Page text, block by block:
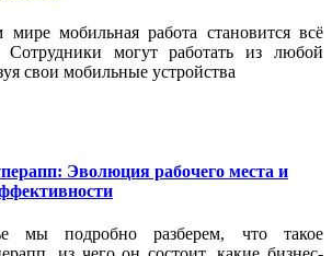
мобильная работа становится всё
Сотрудники могут работать из любой
свои мобильные устройства
Эволюция рабочего места и
мы подробно разберем, что такое